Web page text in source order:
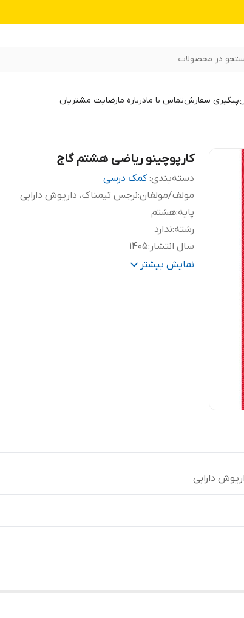
در محصولات
پیگیری سفارشتماس با مادرباره مارضایت مشتریان
کارپوچینو ریاضی هشتم گاج
دسته‌بندی:کمک درسی
مولف/مولفان:نرجس تیمناک، داریوش دارابی
پایه:هشتم
رشته:ندارد
سال انتشار :
1405
تعداد صفحات :
240 نمایش بیشتر
دارابی